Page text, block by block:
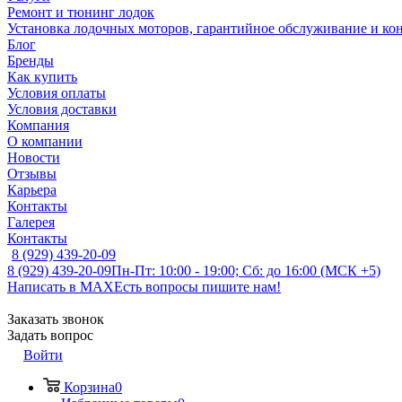
Ремонт и тюнинг лодок
Установка лодочных моторов, гарантийное обслуживание и
Блог
Бренды
Как купить
Условия оплаты
Условия доставки
Компания
О компании
Новости
Отзывы
Карьера
Контакты
Галерея
Контакты
8 (929) 439-20-09
8 (929) 439-20-09Пн-Пт: 10:00 - 19:00; Сб: до 16:00 (МСК +5)
Написать в MAXЕсть вопросы пишите нам!
Заказать звонок
Задать вопрос
Войти
Корзина0